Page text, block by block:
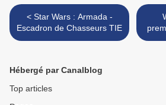
< Star Wars : Armada -
Escadron de Chasseurs TIE
Hébergé par Canalblog
Top articles